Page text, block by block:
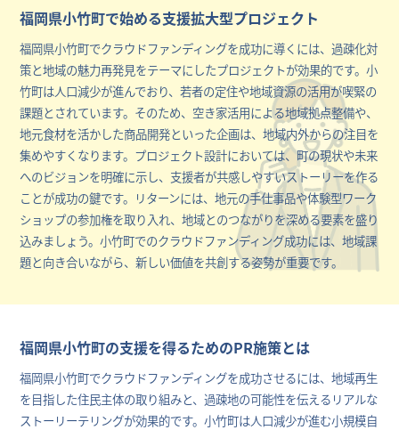
福岡県小竹町で始める支援拡大型プロジェクト
福岡県小竹町でクラウドファンディングを成功に導くには、過疎化対
策と地域の魅力再発見をテーマにしたプロジェクトが効果的です。小
竹町は人口減少が進んでおり、若者の定住や地域資源の活用が喫緊の
課題とされています。そのため、空き家活用による地域拠点整備や、
地元食材を活かした商品開発といった企画は、地域内外からの注目を
集めやすくなります。プロジェクト設計においては、町の現状や未来
へのビジョンを明確に示し、支援者が共感しやすいストーリーを作る
ことが成功の鍵です。リターンには、地元の手仕事品や体験型ワーク
ショップの参加権を取り入れ、地域とのつながりを深める要素を盛り
込みましょう。小竹町でのクラウドファンディング成功には、地域課
題と向き合いながら、新しい価値を共創する姿勢が重要です。
福岡県小竹町の支援を得るためのPR施策とは
福岡県小竹町でクラウドファンディングを成功させるには、地域再生
を目指した住民主体の取り組みと、過疎地の可能性を伝えるリアルな
ストーリーテリングが効果的です。小竹町は人口減少が進む小規模自